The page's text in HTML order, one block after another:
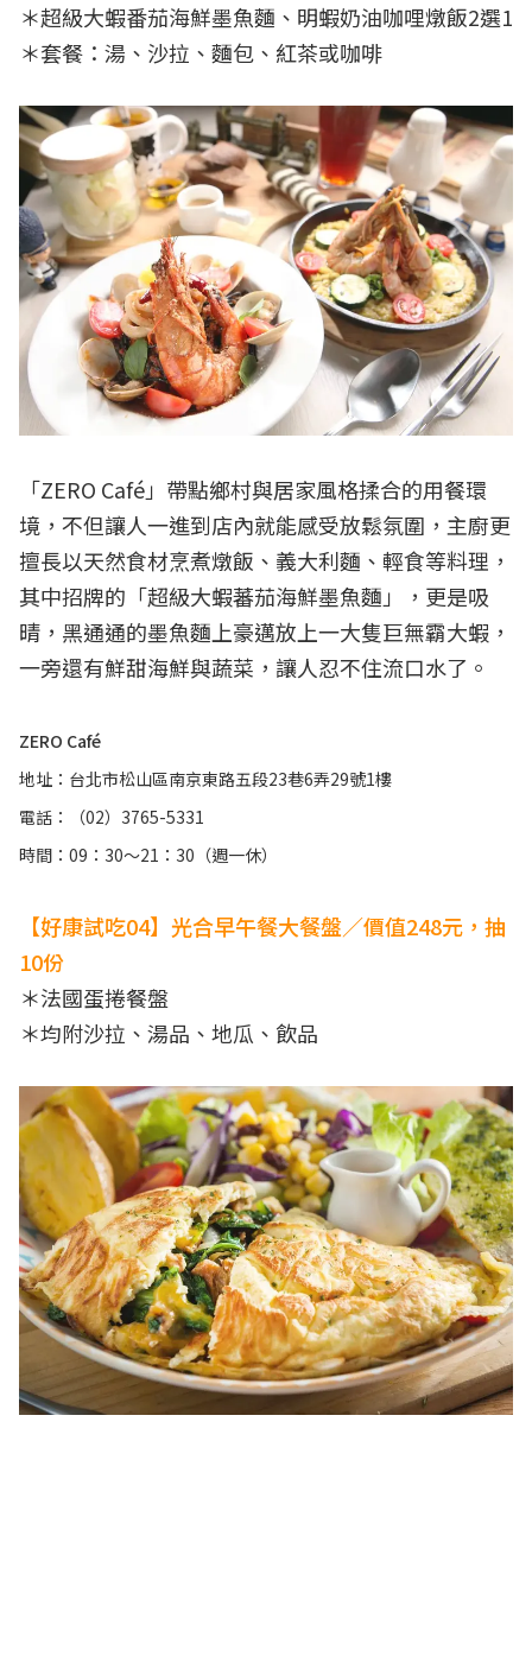
＊超級大蝦番茄海鮮墨魚麵、明蝦奶油咖哩燉飯2選1
＊套餐：湯、沙拉、麵包、紅茶或咖啡
「ZERO Café」帶點鄉村與居家風格揉合的用餐環
境，不但讓人一進到店內就能感受放鬆氛圍，主廚更
擅長以天然食材烹煮燉飯、義大利麵、輕食等料理，
其中招牌的「超級大蝦蕃茄海鮮墨魚麵」，更是吸
晴，黑通通的墨魚麵上豪邁放上一大隻巨無霸大蝦，
一旁還有鮮甜海鮮與蔬菜，讓人忍不住流口水了。
ZERO Café
地址：台北市松山區南京東路五段23巷6弄29號1樓
電話：（02）3765-5331
時間：09：30～21：30（週一休）
【好康試吃04】光合早午餐大餐盤／價值248元，抽
10份
＊法國蛋捲餐盤
＊均附沙拉、湯品、地瓜、飲品